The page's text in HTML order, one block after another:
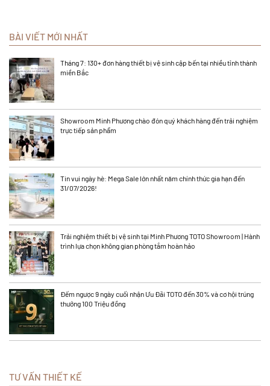
BÀI VIẾT MỚI NHẤT
Tháng 7: 130+ đơn hàng thiết bị vệ sinh cập bến tại nhiều tỉnh thành
miền Bắc
Showroom Minh Phương chào đón quý khách hàng đến trải nghiệm
trực tiếp sản phẩm
Tin vui ngày hè: Mega Sale lớn nhất năm chính thức gia hạn đến
31/07/2026!
Trải nghiệm thiết bị vệ sinh tại Minh Phương TOTO Showroom | Hành
trình lựa chọn không gian phòng tắm hoàn hảo
Đếm ngược 9 ngày cuối nhận Ưu Đãi TOTO đến 30% và cơ hội trúng
thưởng 100 Triệu đồng
TƯ VẤN THIẾT KẾ